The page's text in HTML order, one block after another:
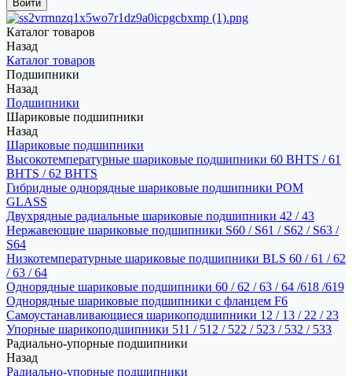
Каталог товаров
Назад
Каталог товаров
Подшипники
Назад
Подшипники
Шариковые подшипники
Назад
Шариковые подшипники
Высокотемпературные шариковые подшипники 60 BHTS / 61
BHTS / 62 BHTS
Гибридные однорядные шариковые подшипники POM
GLASS
Двухрядные радиальные шариковые подшипники 42 / 43
Нержавеющие шариковые подшипники S60 / S61 / S62 / S63 /
S64
Низкотемпературные шариковые подшипники BLS 60 / 61 / 62
/ 63 / 64
Однорядные шариковые подшипники 60 / 62 / 63 / 64 /618 /619
Однорядные шариковые подшипники с фланцем F6
Самоустанавливающиеся шарикоподшипники 12 / 13 / 22 / 23
Упорные шарикоподшипники 511 / 512 / 522 / 523 / 532 / 533
Радиально-упорные подшипники
Назад
Радиально-упорные подшипники